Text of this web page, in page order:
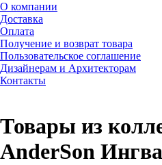
О компании
Доставка
Оплата
Получение и возврат товара
Пользовательское соглашение
Дизайнерам и Архитекторам
Контакты
Товары из
AnderSon